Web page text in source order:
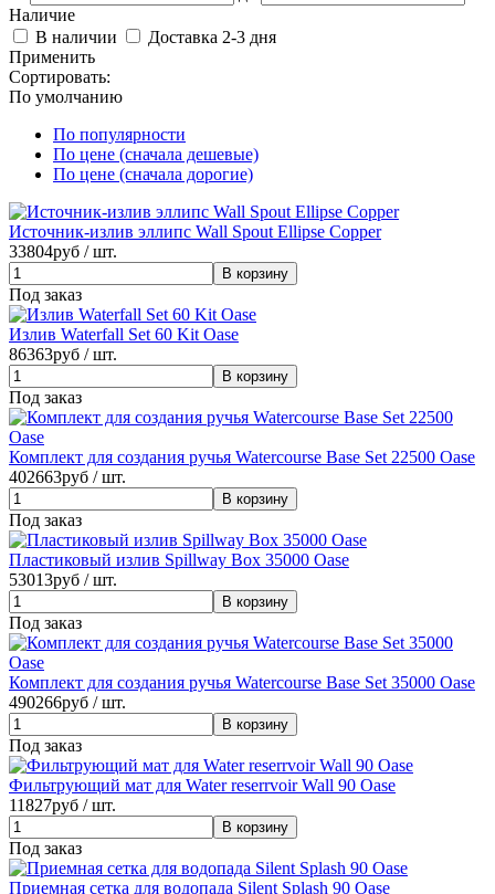
Наличие
В наличии
Доставка 2-3 дня
Применить
Сортировать:
По умолчанию
По популярности
По цене (сначала дешевые)
По цене (сначала дорогие)
Источник-излив эллипс Wall Spout Ellipse Copper
33804руб / шт.
Под заказ
Излив Waterfall Set 60 Kit Oase
86363руб / шт.
Под заказ
Комплект для создания ручья Watercourse Base Set 22500 Oase
402663руб / шт.
Под заказ
Пластиковый излив Spillway Box 35000 Oase
53013руб / шт.
Под заказ
Комплект для создания ручья Watercourse Base Set 35000 Oase
490266руб / шт.
Под заказ
Фильтрующий мат для Water reserrvoir Wall 90 Oase
11827руб / шт.
Под заказ
Приемная сетка для водопада Silent Splash 90 Oase